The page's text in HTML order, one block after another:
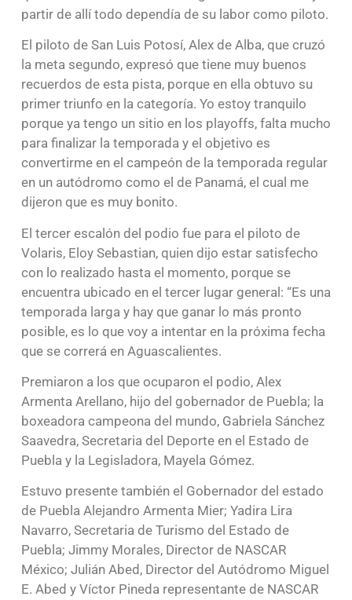
partir de allí todo dependía de su labor como piloto.
El piloto de San Luis Potosí, Alex de Alba, que cruzó
la meta segundo, expresó que tiene muy buenos
recuerdos de esta pista, porque en ella obtuvo su
primer triunfo en la categoría. Yo estoy tranquilo
porque ya tengo un sitio en los playoffs, falta mucho
para finalizar la temporada y el objetivo es
convertirme en el campeón de la temporada regular
en un autódromo como el de Panamá, el cual me
dijeron que es muy bonito.
El tercer escalón del podio fue para el piloto de
Volaris, Eloy Sebastian, quien dijo estar satisfecho
con lo realizado hasta el momento, porque se
encuentra ubicado en el tercer lugar general: “Es una
temporada larga y hay que ganar lo más pronto
posible, es lo que voy a intentar en la próxima fecha
que se correrá en Aguascalientes.
Premiaron a los que ocuparon el podio, Alex
Armenta Arellano, hijo del gobernador de Puebla; la
boxeadora campeona del mundo, Gabriela Sánchez
Saavedra, Secretaria del Deporte en el Estado de
Puebla y la Legisladora, Mayela Gómez.
Estuvo presente también el Gobernador del estado
de Puebla Alejandro Armenta Mier; Yadira Lira
Navarro, Secretaria de Turismo del Estado de
Puebla; Jimmy Morales, Director de NASCAR
México; Julián Abed, Director del Autódromo Miguel
E. Abed y Víctor Pineda representante de NASCAR